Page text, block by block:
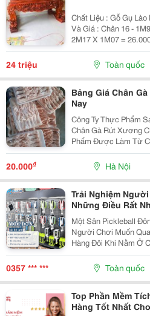
Chất Liệu : Gỗ Gụ
Và Giá : Chân 16 - 1M97 X 97 = 24.000.000 Chân 18 -
2M17 X 1M07 =
28.000.000 Chân 22 -
24 triệu Toàn quốc
Bảng Giá Chân
Nay
Công Ty Thực Phẩm
Chân Gà Rút Xương
Phẩm Được Làm Từ
Đủ Giấy Tờ Nguồn
Sinh An Toàn Thực Phẩm. Chân Gà Được Rút
Tại Cơ...
20.000₫ Hà Nội
Trải Nghiệm
Những Điều Rất
Một Sân Pickleball
Người Chơi Muốn
Hàng Đôi Khi Nằm Ở
Khi Sử Dụng Sân. Những Sân Có: Khu Nghỉ Gọn Chỗ
0357 *** *** Toàn quốc
Top Phần Mềm
Hàng Tốt Nhất